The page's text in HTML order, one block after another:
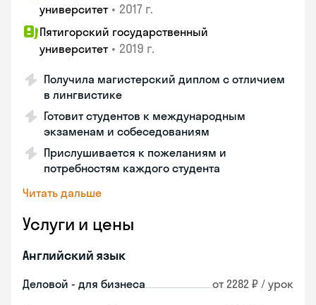
университет • 2017 г.
Пятигорский государственный
университет • 2019 г.
Получила магистерский диплом с отличием
в лингвистике
Готовит студентов к международным
экзаменам и собеседованиям
Прислушивается к пожеланиям и
потребностям каждого студента
Читать дальше
Услуги и цены
Английский язык
Деловой - для бизнеса от 2282 ₽ / урок